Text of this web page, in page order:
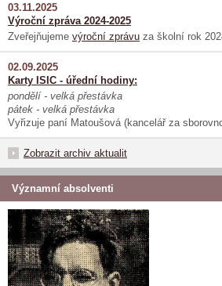
03.11.2025
Výroční zpráva 2024-2025
Zveřejňujeme výroční zprávu za školní rok
02.09.2025
Karty ISIC - úřední hodiny:
pondělí - velká přestávka
pátek - velká přestávka
Vyřizuje paní Matoušová (kancelář za
Zobrazit archiv aktualit
Významní absolventi